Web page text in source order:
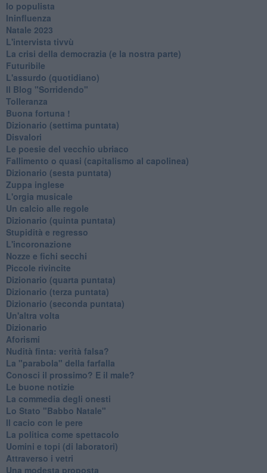
Io populista
Ininfluenza
Natale 2023
L'intervista tivvù
La crisi della democrazia (e la nostra parte)
Futuribile
L'assurdo (quotidiano)
Il Blog "Sorridendo"
Tolleranza
Buona fortuna !
​Dizionario (settima puntata)
Disvalori
Le poesie del vecchio ubriaco
Fallimento o quasi (capitalismo al capolinea)
Dizionario (sesta puntata)
Zuppa inglese
L'orgia musicale
Un calcio alle regole
Dizionario (quinta puntata)
Stupidità e regresso
L'incoronazione
Nozze e fichi secchi
Piccole rivincite
​Dizionario (quarta puntata)
​Dizionario (terza puntata)
​Dizionario (seconda puntata)
Un'altra volta
Dizionario
Aforismi
Nudità finta: verità falsa?
La "parabola" della farfalla
Conosci il prossimo? E il male?
Le buone notizie
La commedia degli onesti
Lo Stato "Babbo Natale"
Il cacio con le pere
La politica come spettacolo
Uomini e topi (di laboratori)
Attraverso i vetri
Una modesta proposta